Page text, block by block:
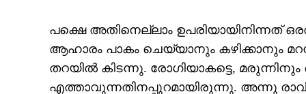
പക്ഷെ അതിനെല്ലാം ഉപരിയായിനിന്നത്
ആഹാരം പാകം ചെയ്യാനും കഴിക്കാനും
തറയില്‍ കിടന്നു. രോഗിയാകട്ടെ,
എത്താവുന്നതിനപ്പുറമായിരുന്നു. അന്നു